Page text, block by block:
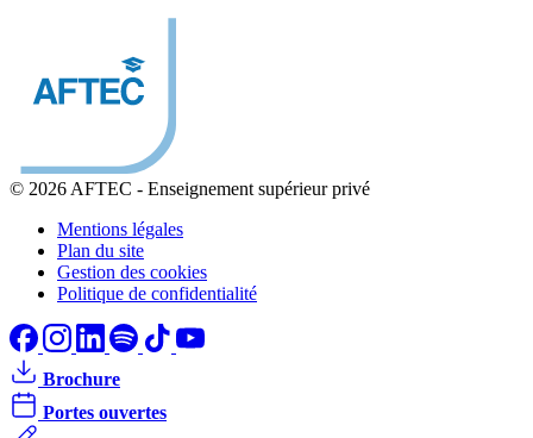
© 2026 AFTEC - Enseignement supérieur privé
Mentions légales
Plan du site
Gestion des cookies
Politique de confidentialité
Brochure
Portes ouvertes